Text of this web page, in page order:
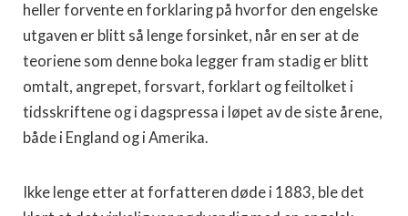
heller forvente en forklaring på hvorfor den engelske
utgaven er blitt så lenge for­sinket, når en ser at de
teoriene som denne boka legger fram stadig er blitt
omtalt, angrepet, forsvart, forklart og feiltolket i
tidsskriftene og i dagspressa i løpet av de siste årene,
både i Eng­land og i Amerika.
Ikke lenge etter at forfatteren døde i 1883, ble det